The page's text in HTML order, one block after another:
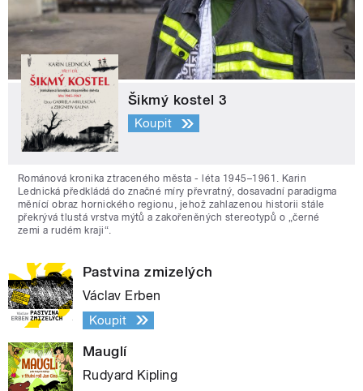
Šikmý kostel 3
Koupit
Románová kronika ztraceného města - léta 1945–1961. Karin
Lednická předkládá do značné míry převratný, dosavadní paradigma
měnící obraz hornického regionu, jehož zahlazenou historii stále
překrývá tlustá vrstva mýtů a zakořeněných stereotypů o „černé
zemi a rudém kraji“.
Pastvina zmizelých
Václav Erben
Koupit
Mauglí
Rudyard Kipling